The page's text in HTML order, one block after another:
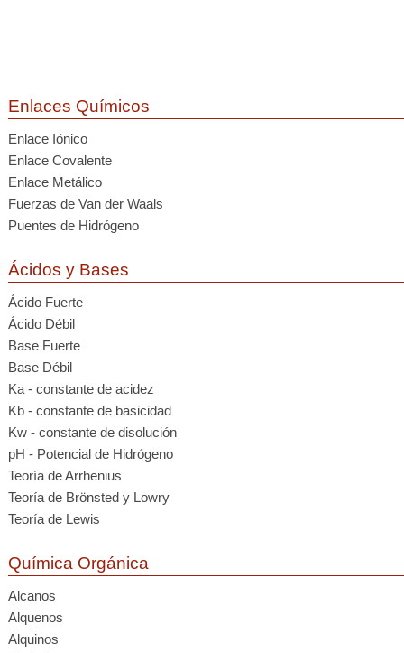
Enlaces Químicos
Enlace Iónico
Enlace Covalente
Enlace Metálico
Fuerzas de Van der Waals
Puentes de Hidrógeno
Ácidos y Bases
Ácido Fuerte
Ácido Débil
Base Fuerte
Base Débil
Ka - constante de acidez
Kb - constante de basicidad
Kw - constante de disolución
pH - Potencial de Hidrógeno
Teoría de Arrhenius
Teoría de Brönsted y Lowry
Teoría de Lewis
Química Orgánica
Alcanos
Alquenos
Alquinos